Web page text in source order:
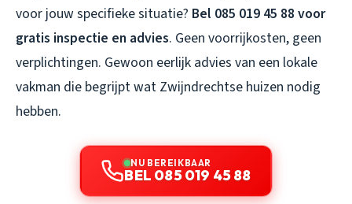
voor jouw specifieke situatie? Bel 085 019 45 88 voor
gratis inspectie en advies. Geen voorrijkosten, geen
verplichtingen. Gewoon eerlijk advies van een lokale
vakman die begrijpt wat Zwijndrechtse huizen nodig
hebben.
NU BEREIKBAAR
BEL 085 019 45 88